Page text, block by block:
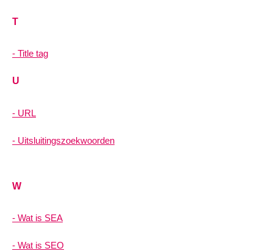
T
Title tag
U
URL
Uitsluitingszoekwoorden
W
Wat is SEA
Wat is SEO